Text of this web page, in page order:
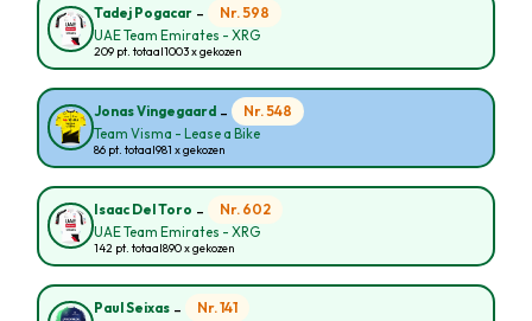
Tadej Pogacar - Nr. 598
UAE Team Emirates - XRG
209 pt. totaal1003 x gekozen
Jonas Vingegaard - Nr. 548
Team Visma - Lease a Bike
86 pt. totaal981 x gekozen
Isaac Del Toro - Nr. 602
UAE Team Emirates - XRG
142 pt. totaal890 x gekozen
Paul Seixas - Nr. 141